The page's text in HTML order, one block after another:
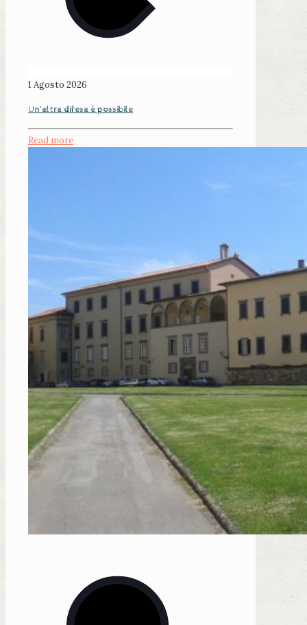
1 Agosto 2026
Un’altra difesa è possibile
Read more